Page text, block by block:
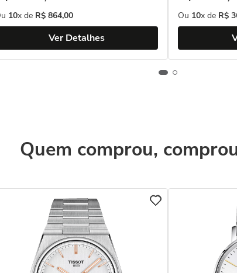
10x de R$ 864,00
Ver Detalhes
Ou 10x de R$
Quem comprou,